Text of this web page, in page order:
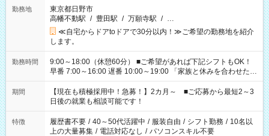
勤務地
東京都日野市
高幡不動駅 / 豊田駅 / 万願寺駅 / …
≪自宅からドアtoドアで30分以内！≫ご希望の勤務地を紹介
します。
勤務時間
9:00～18:00（休憩60分） ■ご希望があれば下記シフトもOK！
早番 7:00～16:00 遅番 10:00～19:00 「家族と休みを合わせた
い」 「余裕を持って夕飯の準備がしたい」 「できれば残業はし
たくない」 など、ご希望を教えてくださいね。 ※Wワーク希望
の方へ 今ご覧のお仕事で希望する勤務時間と、もう1つのお仕事
の勤務時間。 合計で週40時間を超える場合は応募できません。
期間
【現在も積極採用中！急募！】2カ月～ ■ご応募から最短2～3
日後の就業も相談可能です！
特徴 履歴書不要 / 40～50代活躍中 / 服装自由 / シフト勤務 / 10名以
上の大量募集 / 電話対応なし / パソコンスキル不要